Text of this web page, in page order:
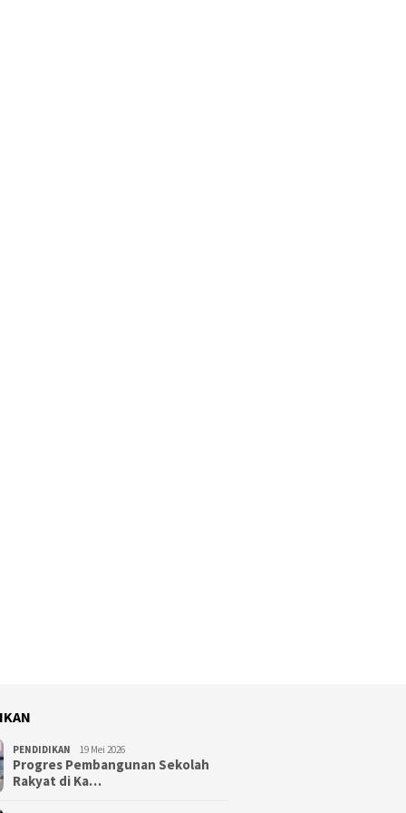
PENDIDIKAN 19 Mei 2026
Progres Pembangunan Sekolah
Rakyat di Ka…